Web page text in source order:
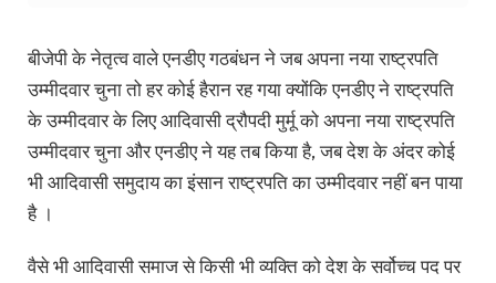
बीजेपी के नेतृत्व वाले एनडीए गठबंधन ने जब अपना नया राष्ट्रपति
उम्मीदवार चुना तो हर कोई हैरान रह गया क्योंकि एनडीए ने राष्ट्रपति
के उम्मीदवार के लिए आदिवासी द्रौपदी मुर्मू को अपना नया राष्ट्रपति
उम्मीदवार चुना और एनडीए ने यह तब किया है, जब देश के अंदर कोई
भी आदिवासी समुदाय का इंसान राष्ट्रपति का उम्मीदवार नहीं बन पाया
है ।
वैसे भी आदिवासी समाज से किसी भी व्यक्ति को देश के सर्वोच्च पद पर